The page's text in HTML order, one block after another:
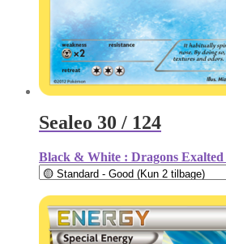
Sealeo 30 / 124
Black & White : Dragons Exalted